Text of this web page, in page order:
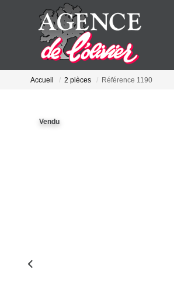
Accueil 2 pièces Référence 1190
Vendu